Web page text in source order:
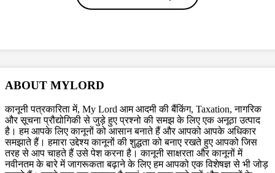
किया गया, जिसका मुख्य आधार यह था कि न तो मंदिर और न ही ‘सेवायतों’ को वर्तमान
बिहारी मंदिर के प्रशासन के संबंध में इलाहाबाद हाई कोर्ट में लंबित जनहित याचिका के
परिणाम को अवैध रूप से रोकता है और विफल करता है. याचिका में कहा गया है कि ऐसे
अध्यादेश को पारित करना जो सीधे तौर पर हाई कोर्ट में लंबित मुद्दों से संबंधित है,
सरासर सत्ता का दुरुपयोग और असंवैधानिक है.
ABOUT MYLORD
कानूनी पत्रकारिता में, My Lord आम आदमी की बैंकिंग, Taxation, नागरिक
और सूचना प्रौद्योगिकी से जुड़े हुए प्रश्नो की समझ के लिए एक अनूठा उत्पाद
है। हम आपके लिए कानूनों को आसान बनाते हैं और आपको आपके अधिकार
समझाते हैं। हमारा उद्देश्य कानूनों की शुद्धता को बनाए रखते हुए आपको जिस
तरह से आप चाहते हैं उसे पेश करना है। कानूनी साक्षरता और कानूनों में
नवीनतम के बारे में जागरूकता बढ़ाने के लिए हम आपको एक विशेषज्ञ से भी जोड़